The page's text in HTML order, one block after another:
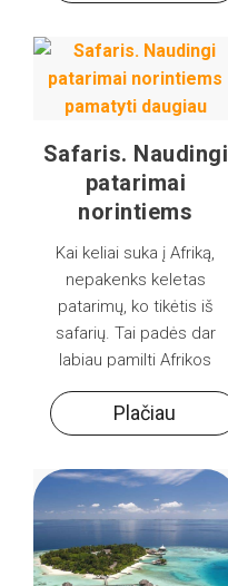
Safaris. Naudingi
patarimai
norintiems
pamatyti daugiau
Kai keliai suka į Afriką,
nepakenks keletas
patarimų, ko tikėtis iš
safarių. Tai padės dar
labiau pamilti Afrikos
gamtą ir žavėtis laukinių
gyvūnų stebėjimu.
Plačiau